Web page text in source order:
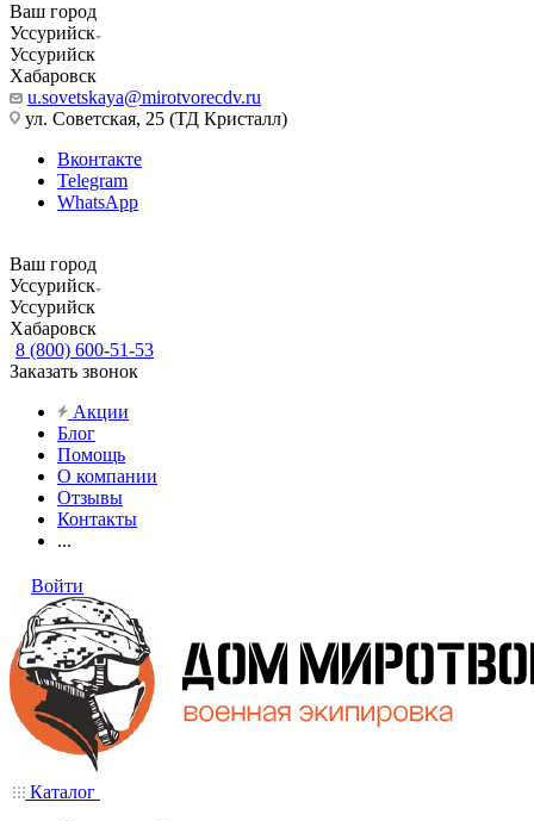
Ваш город
Уссурийск
Уссурийск
Хабаровск
u.sovetskaya@mirotvorecdv.ru
ул. Советская, 25 (ТД Кристалл)
Вконтакте
Telegram
WhatsApp
Ваш город
Уссурийск
Уссурийск
Хабаровск
8 (800) 600-51-53
Заказать звонок
Акции
Блог
Помощь
О компании
Отзывы
Контакты
...
Войти
Каталог